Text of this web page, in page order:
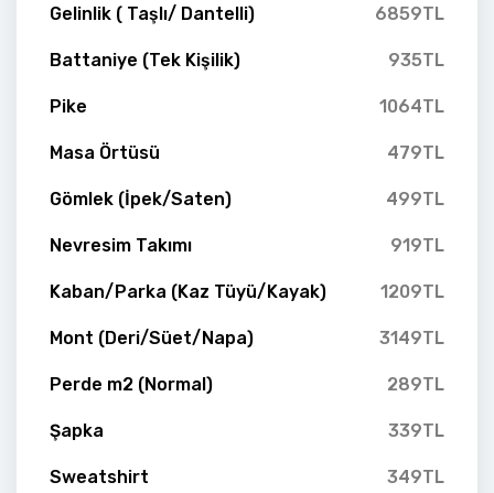
Gelinlik ( Taşlı/ Dantelli) 6859TL
Battaniye (Tek Kişilik) 935TL
Pike 1064TL
Masa Örtüsü 479TL
Gömlek (İpek/Saten) 499TL
Nevresim Takımı 919TL
Kaban/Parka (Kaz Tüyü/Kayak) 1209TL
Mont (Deri/Süet/Napa) 3149TL
Perde m2 (Normal) 289TL
Şapka 339TL
Sweatshirt 349TL